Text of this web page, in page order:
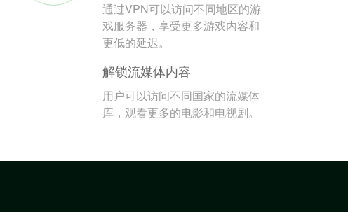
通过VPN可以访问不同地区的游
戏服务器，享受更多游戏内容和
更低的延迟。
解锁流媒体内容
用户可以访问不同国家的流媒体
库，观看更多的电影和电视剧。